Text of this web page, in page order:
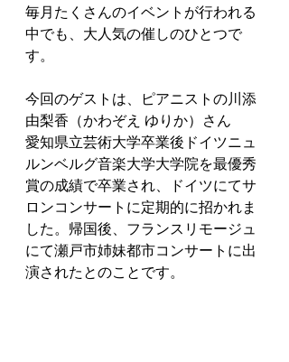
毎月たくさんのイベントが行われる
中でも、大人気の催しのひとつで
す。
今回のゲストは、ピアニストの川添
由梨香（かわぞえ ゆりか）さん
愛知県立芸術大学卒業後ドイツニュ
ルンベルグ音楽大学大学院を最優秀
賞の成績で卒業され、ドイツにてサ
ロンコンサートに定期的に招かれま
した。帰国後、フランスリモージュ
にて瀬戸市姉妹都市コンサートに出
演されたとのことです。